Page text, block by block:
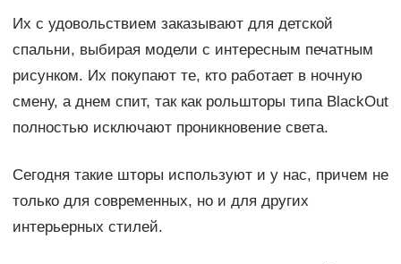
Их с удовольствием заказывают для детской
спальни, выбирая модели с интересным печатным
рисунком. Их покупают те, кто работает в ночную
смену, а днем спит, так как рольшторы типа BlackOut
полностью исключают проникновение света.
Сегодня такие шторы используют и у нас, причем не
только для современных, но и для других
интерьерных стилей.